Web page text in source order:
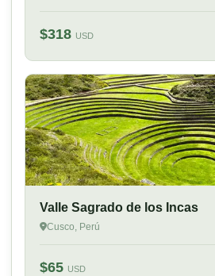
$318 USD
Valle Sagrado de los Incas
Cusco, Perú
$65 USD